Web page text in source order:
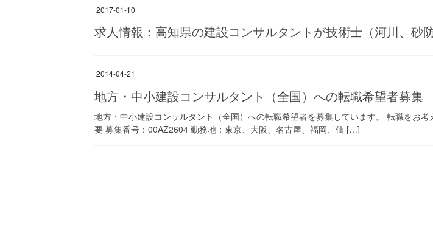
2017-01-10
求人情報：高知県の建設コンサルタントが技術士（河川、砂
2014-04-21
地方・中小建設コンサルタント（全国）への転職希望者募集
地方・中小建設コンサルタント（全国）への転職希望者を募集しています。 転職をお
要 募集番号：00AZ2604 勤務地：東京、大阪、名古屋、福岡、仙 […]